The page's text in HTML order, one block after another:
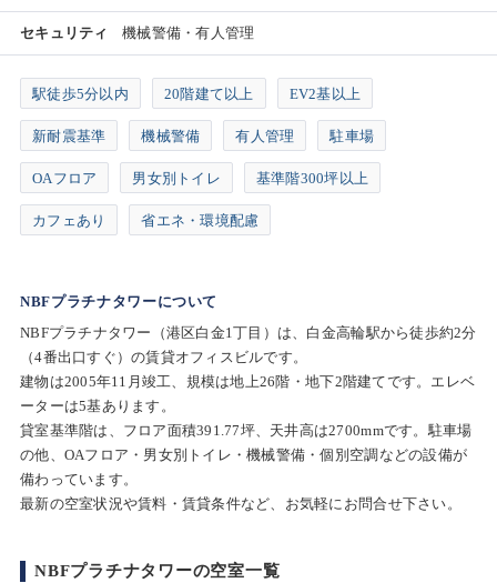
セキュリティ 機械警備・有人管理
駅徒歩5分以内 20階建て以上 EV2基以上
新耐震基準 機械警備 有人管理 駐車場
OAフロア 男女別トイレ 基準階300坪以上
カフェあり 省エネ・環境配慮
NBFプラチナタワーについて
NBFプラチナタワー（港区白金1丁目）は、白金高輪駅から徒歩約2分
（4番出口すぐ）の賃貸オフィスビルです。
建物は2005年11月竣工、規模は地上26階・地下2階建てです。エレベ
ーターは5基あります。
貸室基準階は、フロア面積391.77坪、天井高は2700mmです。駐車場
の他、OAフロア・男女別トイレ・機械警備・個別空調などの設備が
備わっています。
最新の空室状況や賃料・賃貸条件など、お気軽にお問合せ下さい。
NBFプラチナタワーの空室一覧